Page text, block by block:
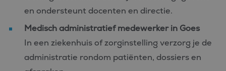
en ondersteunt docenten en directie.
Medisch administratief medewerker in Goes
In een ziekenhuis of zorginstelling verzorg je de
administratie rondom patiënten, dossiers en